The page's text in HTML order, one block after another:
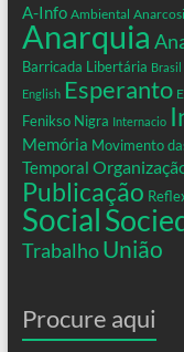
A-Info Ambiental
Anarquia
Barricada Libertária Brasil
English Esperanto
Fenikso Nigra Internacio
Memória Movimento
Temporal
Publicação
Social
Trabalho União
Procure aqui